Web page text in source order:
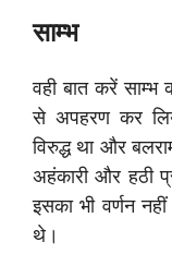
साम्भ
वही बात करें साम्भ
से अपहरण कर
विरुद्ध था और
अहंकारी और हठी
इसका भी वर्णन
थे।